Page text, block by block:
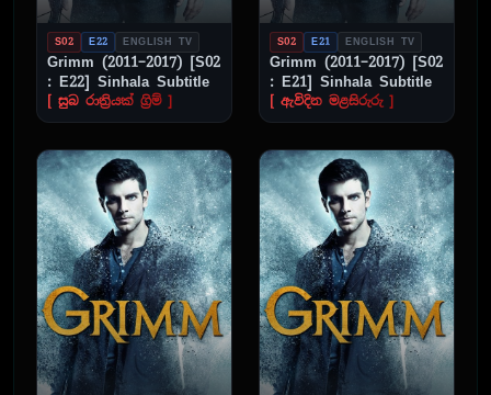
S02 E22 ENGLISH TV
Grimm (2011–2017) [S02
: E22] Sinhala Subtitle
[ සුබ රාත්‍රියක් ග්‍රිම් ]
S02 E21 ENGLISH TV
Grimm (2011–2017) [S02
: E21] Sinhala Subtitle
[ ඇවිදින මළසිරුරු ]